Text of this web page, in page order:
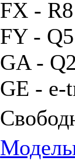
FX -
FY -
GA -
GE - e-